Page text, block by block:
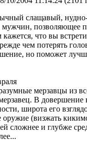
слащавый,
мужчин, позволяющее
кажется, что вы
чем потерять
но поможет
мерзавцы из
В довершение
широта его
(визжать
сложнее и глубже